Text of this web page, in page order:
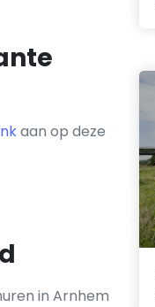
aan op deze
in Arnhem